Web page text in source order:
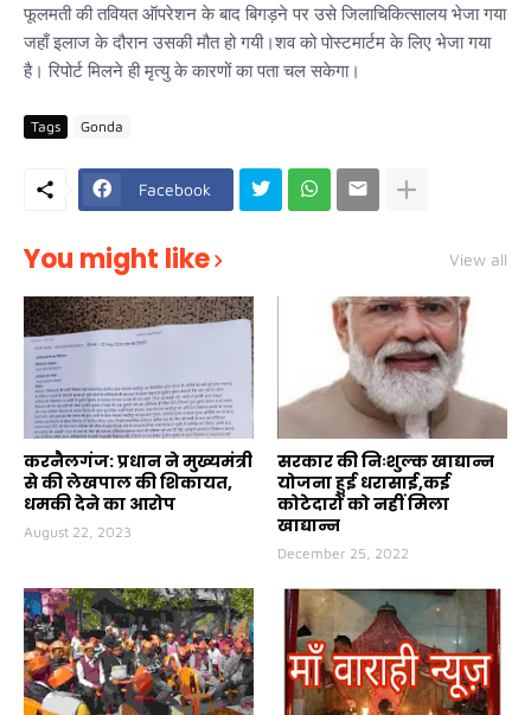
फूलमती की तवियत ऑपरेशन के बाद बिगड़ने पर उसे जिलाचिकित्सालय भेजा गया
जहाँ इलाज के दौरान उसकी मौत हो गयी।शव को पोस्टमार्टम के लिए भेजा गया
है। रिपोर्ट मिलने ही मृत्यु के कारणों का पता चल सकेगा।
Tags Gonda
Facebook
You might like View all
करनैलगंज: प्रधान ने मुख्यमंत्री
से की लेखपाल की शिकायत,
धमकी देने का आरोप
August 22, 2023
सरकार की निःशुल्क खाद्यान्न
योजना हुई धरासाई,कई
कोटेदारों को नहीं मिला
खाद्यान्न
December 25, 2022